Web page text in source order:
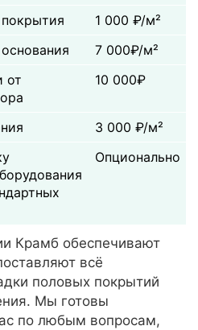
1 000 ₽/м²
7 000₽/м²
от
10 000₽
3 000 ₽/м²
Опционально
Крамб обеспечивают
всё
половых покрытий
Мы готовы
по любым вопросам,